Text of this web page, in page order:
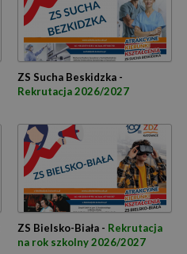
ZS Sucha Beskidzka -
Rekrutacja 2026/2027
ZS Bielsko-Biała - Rekrutacja
na rok szkolny 2026/2027